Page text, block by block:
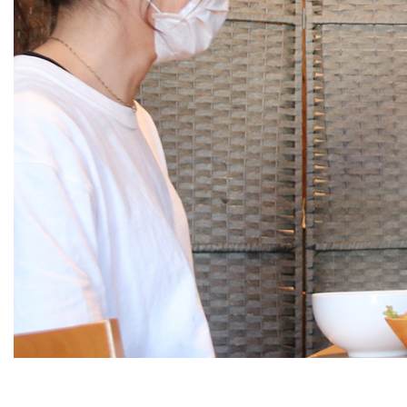
秩父で出店してみて
と言える理由
アウェーを応援してくれる